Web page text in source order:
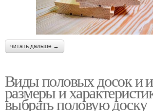
читать дальше →
Виды половых досок и
размеры и
выбрать половую доску